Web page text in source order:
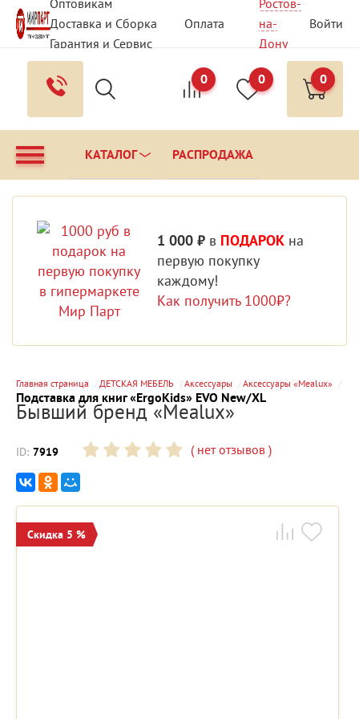
Оптовикам
Доставка и Сборка
Оплата
Гарантия и Сервис
Вопрос - Ответ
Контакты
Ростов-
на-
Дону
Войти
0 0 0
КАТАЛОГ РАСПРОДАЖА
1 000 ₽ в ПОДАРОК на
первую покупку
каждому!
Как получить 1000₽?
Главная страница ДЕТСКАЯ МЕБЕЛЬ Аксессуары Аксессуары «Mealux»
Подставка для книг «ErgoKids» EVO New/XL
Бывший бренд «Mealux»
ID: 7919 (нет отзывов )
Скидка 5 %